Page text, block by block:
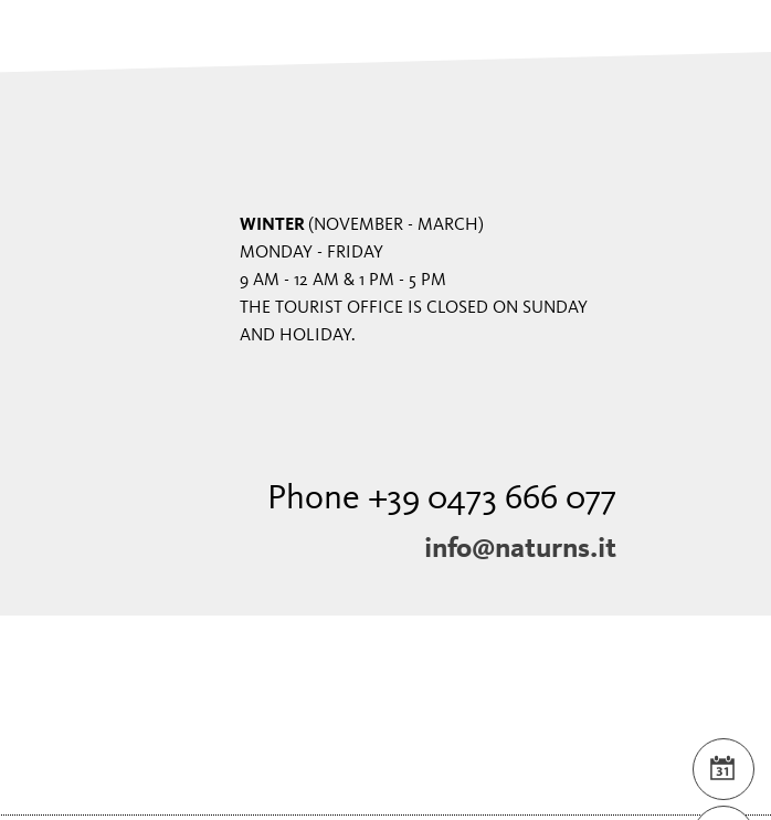
WINTER(NOVEMBER - MARCH)
MONDAY - FRIDAY
9 AM - 12 AM & 1 PM - 5 PM
THE TOURIST OFFICE IS CLOSED ON SUNDAY
AND HOLIDAY.
Phone +39 0473 666 077
info@naturns.it